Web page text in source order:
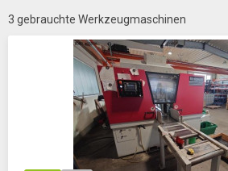
3 gebrauchte Werkzeugmaschinen